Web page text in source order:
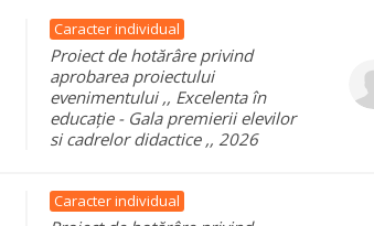
Caracter individual
Proiect de hotărâre privind
aprobarea proiectului
evenimentului ,, Excelenta în
educație - Gala premierii elevilor
si cadrelor didactice ,, 2026
Caracter individual